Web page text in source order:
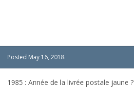
Posted May 16, 2018
1985 : Année de la livrée postale jaune ?